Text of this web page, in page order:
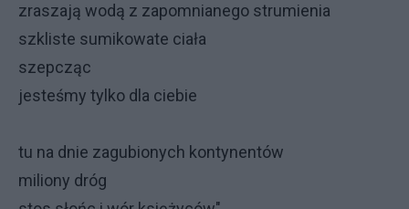
zraszają wodą z zapomnianego strumienia
szkliste sumikowate ciała
szepcząc
jesteśmy tylko dla ciebie
tu na dnie zagubionych kontynentów
miliony dróg